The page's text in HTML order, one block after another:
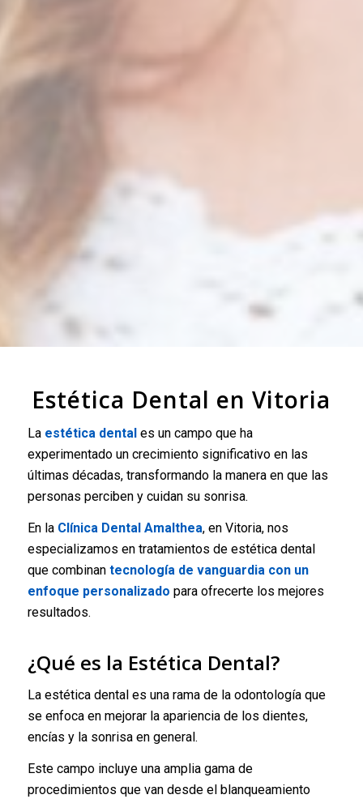
Estética Dental en Vitoria
La estética dentales un campo que ha
experimentado un crecimiento significativo en las
últimas décadas, transformando la manera en que las
personas perciben y cuidan su sonrisa.
En la Clínica Dental Amalthea, en Vitoria, nos
especializamos en tratamientos de estética dental
que combinan tecnología de vanguardia con un
enfoque personalizado para ofrecerte los mejores
resultados.
¿Qué es la Estética Dental?
La estética dental es una rama de la odontología que
se enfoca en mejorar la apariencia de los dientes,
encías y la sonrisa en general.
Este campo incluye una amplia gama de
procedimientos que van desde el blanqueamiento